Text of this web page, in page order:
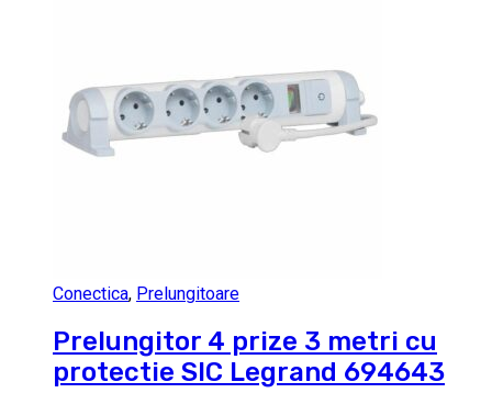
Conectica, Prelungitoare
Prelungitor 4 prize 3 metri cu
protectie SIC Legrand 694643